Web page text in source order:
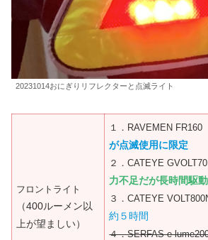
20231014おにぎりリフレクターと点滅ライト
フロントライト
（400ルーメン以
上が望ましい）
１．RAVEMEN FR160
が点滅使用に限定
２．CATEYE
力不足だが長時間駆動
３．CATEYE
約５時間
４．SERFAS e-